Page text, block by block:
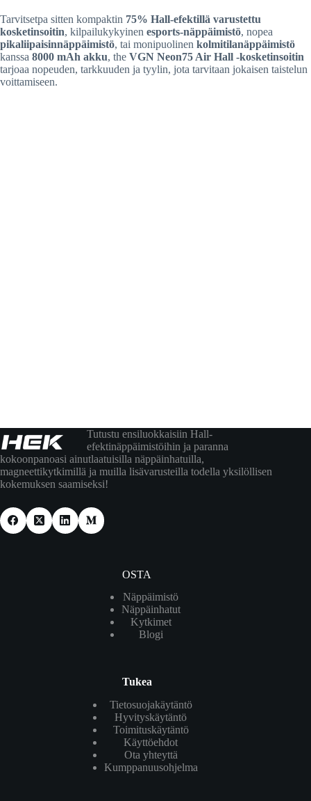
Tarvitsetpa sitten kompaktin 75% Hall-efektillä varustettu
kosketinsoitin, kilpailukykyinen esports-näppäimistö, nopea
pikaliipaisinnäppäimistö, tai monipuolinen kolmitilanäppäimistö
kanssa 8000 mAh akku, the VGN Neon75 Air Hall -kosketinsoitin
tarjoaa nopeuden, tarkkuuden ja tyylin, jota tarvitaan jokaisen taistelun
voittamiseen.
Tutustu ensiluokkaisiin Hall-
efektinäppäimistöihin ja paranna
kokoonpanoasi ainutlaatuisilla näppäinhatuilla,
magneettikytkimillä ja muilla lisävarusteilla todella yksilöllisen
kokemuksen saamiseksi!
OSTA
Näppäimistö
Näppäinhatut
Kytkimet
Blogi
Tukea
Tietosuojakäytäntö
Hyvityskäytäntö
Toimituskäytäntö
Käyttöehdot
Ota yhteyttä
Kumppanuusohjelma